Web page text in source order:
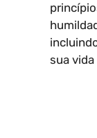
sua